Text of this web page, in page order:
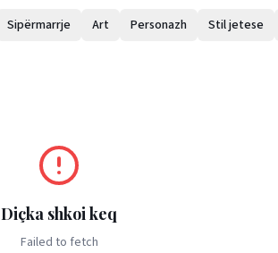
Sipërmarrje Art Personazh Stil jetese
Diçka shkoi keq
Failed to fetch